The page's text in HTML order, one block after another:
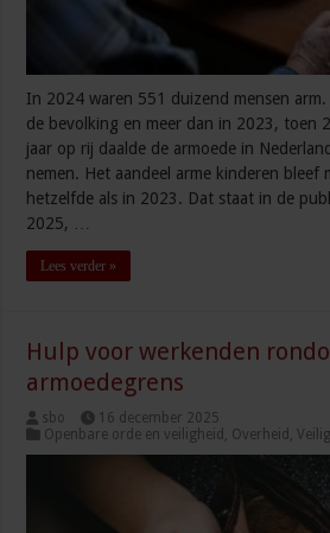
In 2024 waren 551 duizend mensen
de bevolking en meer dan in 2023, toen
jaar op rij daalde de armoede in
nemen. Het aandeel arme kinderen bleef
hetzelfde als in 2023. Dat staat in de
2025, …
Lees verder »
Hulp voor werkenden
armoedegrens
sbo
16 december 2025
Openbare orde en veiligheid , Overheid ,